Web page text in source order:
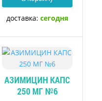
доставка:сегодня
АЗИМИЦИН КАПС
250 МГ №6